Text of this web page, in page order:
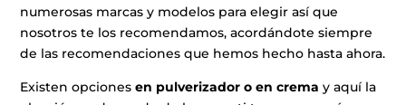
numerosas marcas y modelos para elegir así que
nosotros te los recomendamos, acordándote siempre
de las recomendaciones que hemos hecho hasta ahora.
Existen opcionesen pulverizador o en crema y aquí la